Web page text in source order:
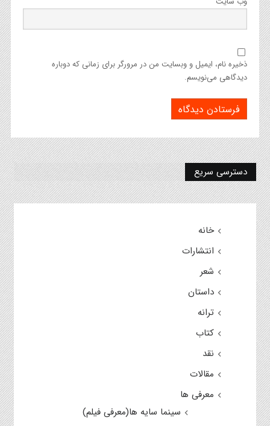
ذخیره نام، ایمیل و وبسایت من در مرورگر برای زمانی که دوباره
دیدگاهی می‌نویسم.
دسترسی سریع
خانه
انتشارات
شعر
داستان
ترانه
کتاب
نقد
مقالات
معرفی ها
سینما سایه ها(معرفی فیلم)